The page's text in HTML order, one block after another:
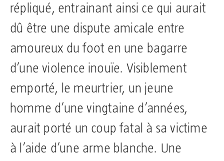
répliqué, entrainant ainsi ce qui aurait
dû être une dispute amicale entre
amoureux du foot en une bagarre
d’une violence inouïe. Visiblement
emporté, le meurtrier, un jeune
homme d’une vingtaine d’années,
aurait porté un coup fatal à sa victime
à l’aide d’une arme blanche. Une